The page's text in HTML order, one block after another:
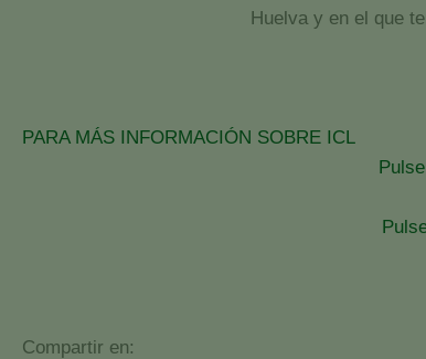
Huelva y en el que
PARA MÁS INFORMACIÓN SOBRE ICL
Compartir en: